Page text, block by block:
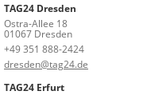
TAG24 Dresden
Ostra-Allee 18
01067 Dresden
+49 351 888-2424
dresden@tag24.de
TAG24 Erfurt